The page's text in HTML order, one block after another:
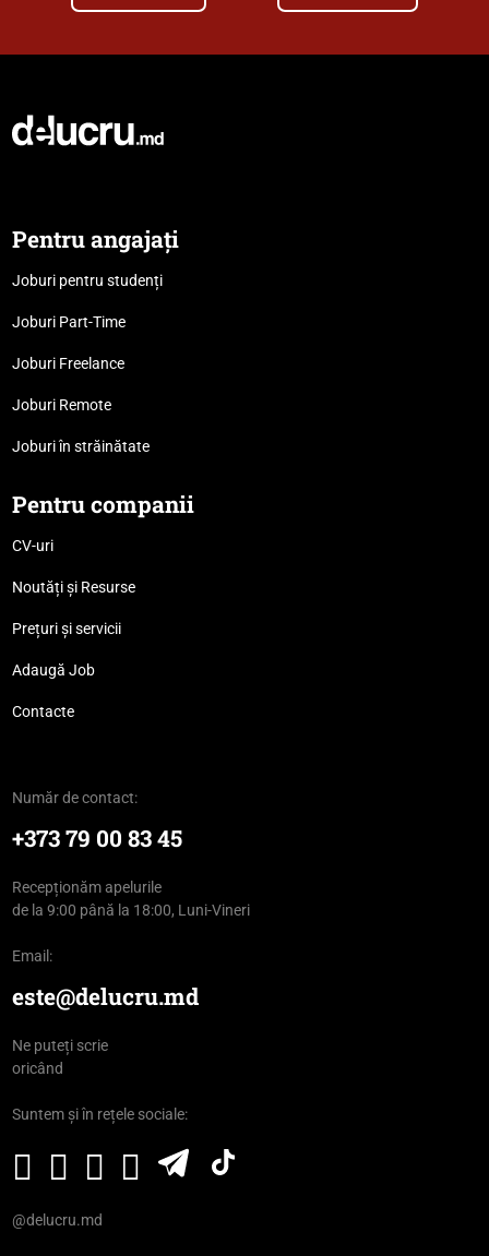
Pentru angajați
Joburi pentru studenți
Joburi Part-Time
Joburi Freelance
Joburi Remote
Joburi în străinătate
Pentru companii
CV-uri
Noutăți și Resurse
Prețuri și servicii
Adaugă Job
Contacte
Număr de contact:
+373 79 00 83 45
Recepționăm apelurile
de la 9:00 până la 18:00, Luni-Vineri
Email:
este@delucru.md
Ne puteți scrie
oricând
Suntem și în rețele sociale:
@delucru.md